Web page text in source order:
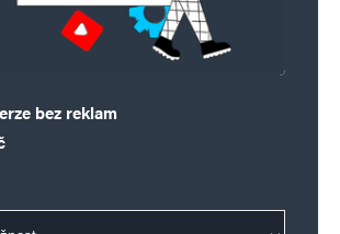
bez reklam
Kč až 720 Kč